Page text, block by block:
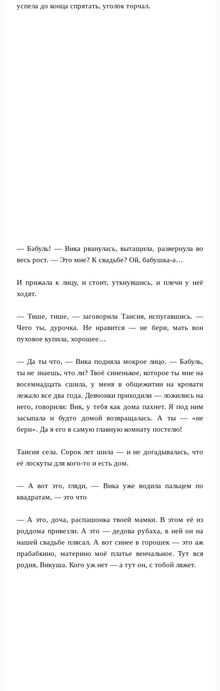
успела до конца спрятать, уголок торчал.
— Бабуль! — Вика рванулась, вытащила, развернула во
весь рост. — Это мне? К свадьбе? Ой, бабушка-а…
И прижала к лицу, и стоит, уткнувшись, и плечи у неё
ходят.
— Тише, тише, — заговорила Таисия, испугавшись. —
Чего ты, дурочка. Не нравится — не бери, мать вон
пуховое купила, хорошее…
— Да ты что, — Вика подняла мокрое лицо. — Бабуль,
ты не знаешь, что ли? Твоё синенькое, которое ты мне на
восемнадцать сшила, у меня в общежитии на кровати
лежало все два года. Девчонки приходили — ложились на
него, говорили: Вик, у тебя как дома пахнет. Я под ним
засыпала и будто домой возвращалась. А ты — «не
бери». Да я его в самую главную комнату постелю!
Таисия села. Сорок лет шила — и не догадывалась, что
её лоскуты для кого-то и есть дом.
— А вот это, гляди, — Вика уже водила пальцем по
квадратам, — это что
— А это, доча, распашонка твоей мамки. В этом её из
роддома привезли. А это — дедова рубаха, в ней он на
нашей свадьбе плясал. А вот синее в горошек — это аж
прабабкино, материно моё платье венчальное. Тут вся
родня, Викуша. Кого уж нет — а тут он, с тобой ляжет.